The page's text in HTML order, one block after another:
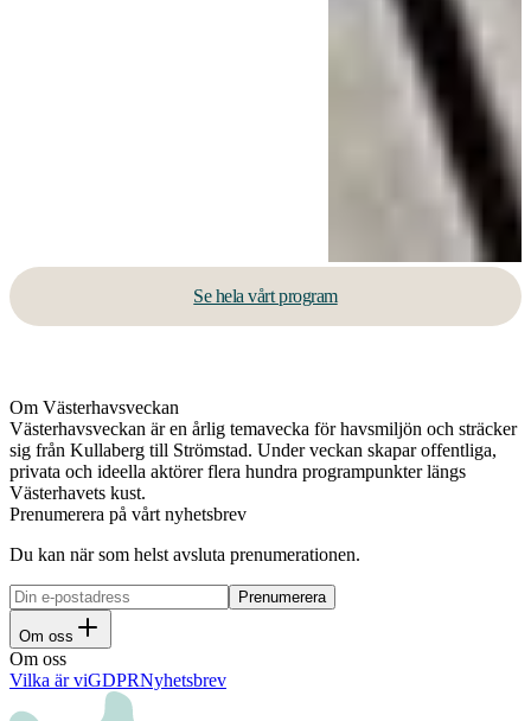
Se hela vårt program
Om Västerhavsveckan
Västerhavsveckan är en årlig temavecka för havsmiljön och sträcker
sig från Kullaberg till Strömstad. Under veckan skapar offentliga,
privata och ideella aktörer flera hundra programpunkter längs
Västerhavets kust.
Prenumerera på vårt nyhetsbrev
Du kan när som helst avsluta prenumerationen.
Om oss
Om oss
Vilka är viGDPRNyhetsbrev